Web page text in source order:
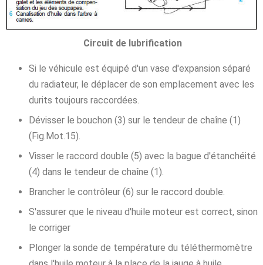
Circuit de lubrification
Si le véhicule est équipé d'un vase d'expansion séparé
du radiateur, le déplacer de son emplacement avec les
durits toujours raccordées.
Dévisser le bouchon (3) sur le tendeur de chaîne (1)
(Fig.Mot.15).
Visser le raccord double (5) avec la bague d'étanchéité
(4) dans le tendeur de chaîne (1).
Brancher le contrôleur (6) sur le raccord double.
S'assurer que le niveau d'huile moteur est correct, sinon
le corriger
Plonger la sonde de température du téléthermomètre